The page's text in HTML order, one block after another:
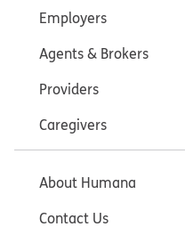
Employers
Agents & Brokers
Providers
Caregivers
About Humana
Contact Us